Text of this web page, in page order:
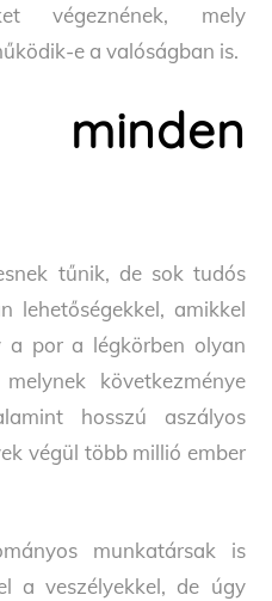
végeznének, mely
e a valóságban is.
tűnik, de sok tudós
lehetőségekkel, amikkel
a por a légkörben olyan
következménye
hosszú aszályos
végül több millió ember
munkatársak is
a veszélyekkel, de úgy